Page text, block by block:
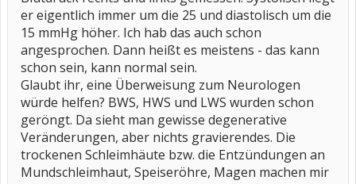
er eigentlich immer um die 25 und diastolisch um die
15 mmHg höher. Ich hab das auch schon
angesprochen. Dann heißt es meistens - das kann
schon sein, kann normal sein.
Glaubt ihr, eine Überweisung zum Neurologen
würde helfen? BWS, HWS und LWS wurden schon
geröngt. Da sieht man gewisse degenerative
Veränderungen, aber nichts gravierendes. Die
trockenen Schleimhäute bzw. die Entzündungen an
Mundschleimhaut, Speiseröhre, Magen machen mir